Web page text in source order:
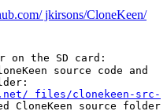
jkirsons/CloneKeen/
on the SD card:
source code and
files/clonekeen-src-
CloneKeen source folder